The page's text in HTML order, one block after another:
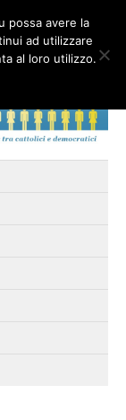
possa avere la
ad utilizzare
al loro utilizzo.